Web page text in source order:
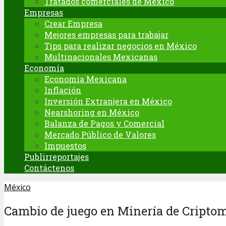
Empresas
Crear Empresa
Mejores empresas para trabajar
Tips para realizar negocios en México
Multinacionales Mexicanas
Economía
Economía Mexicana
Inflación
Inversión Extranjera en México
Nearshoring en México
Balanza de Pagos y Comercial
Mercado Público de Valores
Impuestos
Publirreportajes
Contáctenos
México
Cambio de juego en Minería de